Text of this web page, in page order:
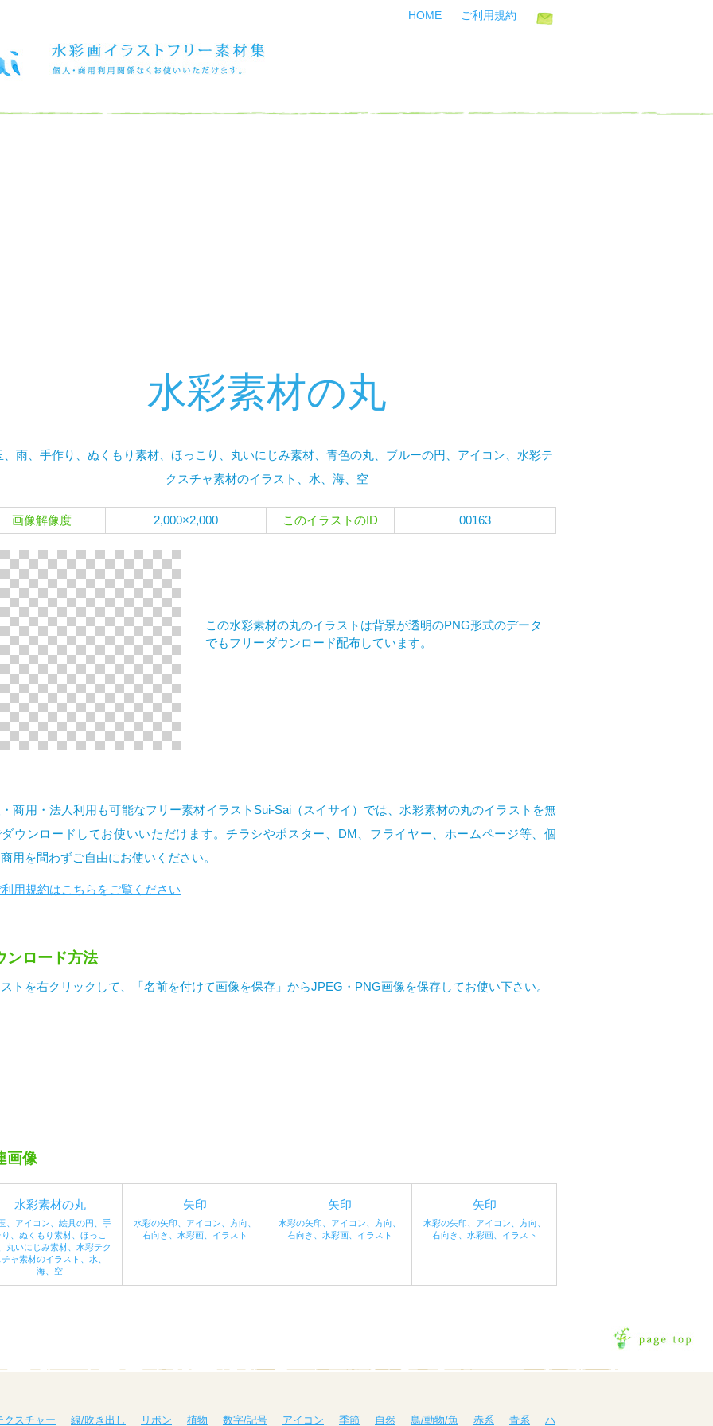
HOME ご利用規約
水彩素材の丸
、雨、手作り、ぬくもり素材、ほっこり、丸いにじみ素材、青色の丸、ブルーの円、アイコン、水彩テ
クスチャ素材のイラスト、水、海、空
画像解像度 2,000×2,000 このイラストのID 00163
この水彩素材の丸のイラストは背景が透明のPNG形式のデータ
でもフリーダウンロード配布しています。
商用・法人利用も可能なフリー素材イラストSui-Sai（スイサイ）では、水彩素材の丸のイラストを無
ウンロードしてお使いいただけます。チラシやポスター、DM、フライヤー、ホームページ等、個
用を問わずご自由にお使いください。
用規約はこちらをご覧ください
ンロード方法
トを右クリックして、「名前を付けて画像を保存」からJPEG・PNG画像を保存してお使い下さい。
画像
水彩素材の丸
、アイコン、絵具の円、手
り、ぬくもり素材、ほっこ
丸いにじみ素材、水彩テク
ャ素材のイラスト、水、
海、空
矢印
水彩の矢印、アイコン、方向、
右向き、水彩画、イラスト
矢印
水彩の矢印、アイコン、方向、
右向き、水彩画、イラスト
矢印
水彩の矢印、アイコン、方向、
右向き、水彩画、イラスト
クスチャー 線/吹き出し リボン 植物 数字/記号 アイコン 季節 自然 鳥/動物/魚 赤系 青系 ハ